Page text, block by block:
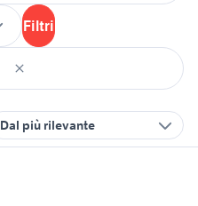
Filtri
Dal più rilevante